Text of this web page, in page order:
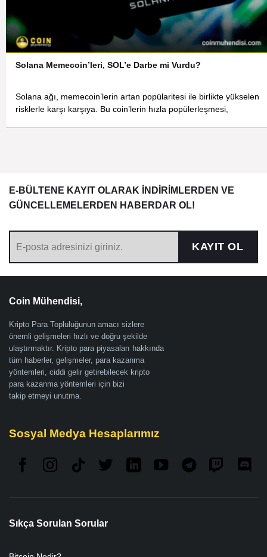
Solana Memecoin’leri, SOL’e Darbe mi Vurdu?
Solana ağı, memecoin’lerin artan popülaritesi ile birlikte yükselen
risklerle karşı karşıya. Bu coin’lerin hızla popülerleşmesi,
E-BÜLTENE KAYIT OLARAK İNDİRİMLERDEN VE
GÜNCELLEMELERDEN HABERDAR OL!
KAYIT OL
Coin Mühendisi,
Kripto Para Topluluğunun amacı sizlere
önemli gelişmeleri hızlı ve doğru şekilde
ulaştırmaktır. Kripto para piyasaları hakkında
tüm haberler, gelişmeler, para kazanma
yöntemleri, ciddi gelir getirebilecek kripto
para kazanma yöntemleri için bizi
takip etmeyi unutma.
Sosyal Medya Hesaplarımız
Sıkça Sorulan Sorular